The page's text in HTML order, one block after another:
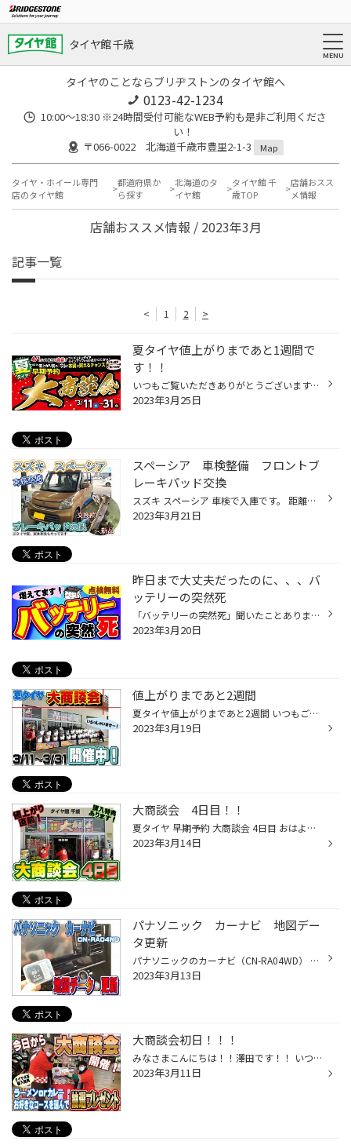
タイヤ館 千歳
タイヤのことならブリヂストンのタイヤ館へ
0123-42-1234
10:00～18:30 ※24時間受付可能なWEB予約も是非ご利用くださ
い！
〒066-0022 北海道千歳市豊里2-1-3
Map
タイヤ・ホイール専門
店のタイヤ館
都道府県か
ら探す
北海道のタ
イヤ館
タイヤ館 千
歳TOP
店舗おスス
メ情報
店舗おススメ情報 / 2023年3月
記事一覧
< 1 2 >
夏タイヤ値上がりまであと1週間で
す！！
いつもご覧いただきありがとうございます。澤田です。。。 夏タイヤ 早期予約 大商談会開催中です！！ 値上がりまで約1週間！ タイヤ購入特典の景品もあとわずかですが残ってます！！ まだ間に合います！！ みなさまのご来店お待ちしております。。。 グリーンメンバー特典 オイル交換イベントも開...
2023年3月25日
スペーシア 車検整備 フロントブ
レーキパッド交換
スズキ スペーシア 車検で入庫です。 距離数もそれほど走っていなかったので部品の故障などはなく 消耗品のメンテナンス交換メインでした！ フロントのブレーキパッドと ベルト関連・エンジンオイル交換 を実施させていただきました。 このお車のエアコンベルトは取り外しも取り付けも専用工具が必...
2023年3月21日
昨日まで大丈夫だったのに、、、バ
ッテリーの突然死
「バッテリーの突然死」聞いたことありますか？ 昨日まで問題なくエンジン始動していたのに 翌日いきなりエンジンがかからない。 前兆なくいきなりバッテリーが上がった。 実はこの「バッテリーの突然死」増えてきているんです。 自動車用バッテリーも進化しているため性能が上がっています。 その...
2023年3月20日
値上がりまであと2週間
夏タイヤ値上がりまであと2週間 いつもご覧いただきありがとうございます。澤田です。。。 更新の間隔がちょっと開いてしまいました。。。 が！！ 夏タイヤ 早期予約 大商談会は変わらず開催中です！！ 値上がりまで約2週間！ タイヤ購入特典の景品もまだ残ってますよ！！ みなさまのご来店お待ちし...
2023年3月19日
大商談会 4日目！！
夏タイヤ 早期予約 大商談会 4日目 おはようございます！澤田です！ 大商談会4日目です！！ 11日・12日・13日 たくさんのご来店ありがとうございました。 ご来店いただきましたみなさまありがとうございました。 やはり値上がり直前ということもあり 夏タイヤのご相談が多かったです。 グリーンメン...
2023年3月14日
パナソニック カーナビ 地図デー
タ更新
パナソニックのカーナビ（CN-RA04WD） の地図データ更新のご依頼をいただきました。 更新手順はSDカードを差し替えるだけですが 地図データの取り寄せもタイヤ館ではできますよ♪ お気軽にご相談ください。 3月11日から夏タイヤ早期予約大商談会 開催中です！！ 詳しくはスタッフ日記やショップから...
2023年3月13日
大商談会初日！！！
みなさまこんにちは！！澤田です！！ いつもご覧いただきありがとうございます。 本日11日から夏タイヤ値上がり直前の大商談会開催してます！！ お好きなコースを選んで抽選で景品をゲット タイヤ4本ご購入いただいた方の特典として ラーメンかカレー お好きなコースを選んでくじを引いていただき ...
2023年3月11日